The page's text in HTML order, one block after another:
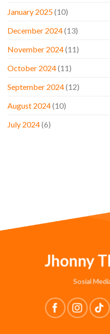
January 2025(10)
December 2024(13)
November 2024(11)
October 2024(11)
September 2024(12)
August 2024(10)
July 2024(6)
Jhonny
Sosial